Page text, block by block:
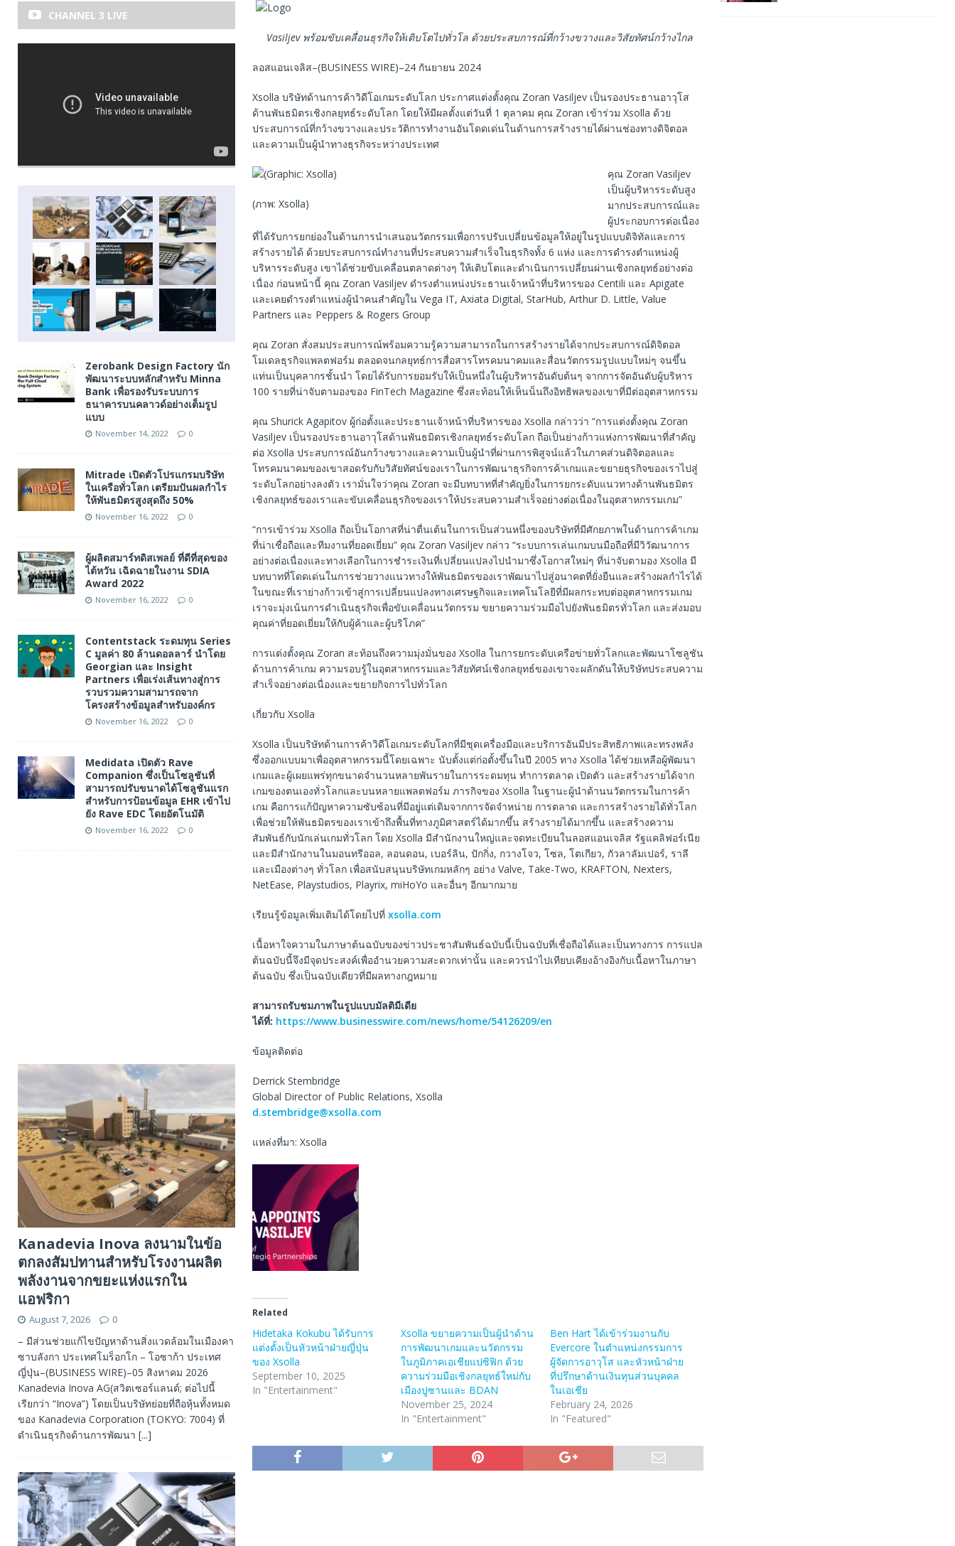
Vasiljev พร้อมขับเคลื่อนธุรกิจให้เติบโตไปทั่วโล ด้วยประสบการณ์ที่กว้างขวางและวิสัยทัศน์กว้างไกล
ลอสแอนเจลิส–(BUSINESS WIRE)–24 กันยายน 2024
Xsolla บริษัทด้านการค้าวิดีโอเกมระดับโลก ประกาศแต่งตั้งคุณ Zoran Vasiljev เป็นรองประธานอาวุโส
ด้านพันธมิตรเชิงกลยุทธ์ระดับโลก โดยให้มีผลตั้งแต่วันที่ 1 ตุลาคม คุณ Zoran เข้าร่วม Xsolla ด้วย
ประสบการณ์ที่กว้างขวางและประวัติการทำงานอันโดดเด่นในด้านการสร้างรายได้ผ่านช่องทางดิจิตอล
และความเป็นผู้นำทางธุรกิจระหว่างประเทศ
(ภาพ: Xsolla)
คุณ Zoran Vasiljev
เป็นผู้บริหารระดับสูง
มากประสบการณ์และ
ผู้ประกอบการต่อเนื่อง
ที่ได้รับการยกย่องในด้านการนำเสนอนวัตกรรมเพื่อการปรับเปลี่ยนข้อมูลให้อยู่ในรูปแบบดิจิทัลและการ
สร้างรายได้ ด้วยประสบการณ์ทำงานที่ประสบความสำเร็จในธุรกิจทั้ง 6 แห่ง และการดำรงตำแหน่งผู้
บริหารระดับสูง เขาได้ช่วยขับเคลื่อนตลาดต่างๆ ให้เติบโตและดำเนินการเปลี่ยนผ่านเชิงกลยุทธ์อย่างต่อ
เนื่อง ก่อนหน้านี้ คุณ Zoran Vasiljev ดำรงตำแหน่งประธานเจ้าหน้าที่บริหารของ Centili และ Apigate
และเคยดำรงตำแหน่งผู้นำคนสำคัญใน Vega IT, Axiata Digital, StarHub, Arthur D. Little, Value
Partners และ Peppers & Rogers Group
คุณ Zoran สั่งสมประสบการณ์พร้อมความรู้ความสามารถในการสร้างรายได้จากประสบการณ์ดิจิตอล
โมเดลธุรกิจแพลตฟอร์ม ตลอดจนกลยุทธ์การสื่อสารโทรคมนาคมและสื่อนวัตกรรมรูปแบบใหม่ๆ จนขึ้น
แท่นเป็นบุคลากรชั้นนำ โดยได้รับการยอมรับให้เป็นหนึ่งในผู้บริหารอันดับต้นๆ จากการจัดอันดับผู้บริหาร
100 รายที่น่าจับตามองของ FinTech Magazine ซึ่งสะท้อนให้เห็นน็นถึงอิทธิพลของเขาที่มีต่ออุตสาหกรรม
คุณ Shurick Agapitov ผู้ก่อตั้งและประธานเจ้าหน้าที่บริหารของ Xsolla กล่าวว่า “การแต่งตั้งคุณ Zoran
Vasiljev เป็นรองประธานอาวุโสด้านพันธมิตรเชิงกลยุทธ์ระดับโลก ถือเป็นย่างก้าวแห่งการพัฒนาที่สำคัญ
ต่อ Xsolla ประสบการณ์อันกว้างขวางและความเป็นผู้นำที่ผ่านการพิสูจน์แล้วในภาคส่วนดิจิตอลและ
โทรคมนาคมของเขาสอดรับกับวิสัยทัศน์ของเราในการพัฒนาธุรกิจการค้าเกมและขยายธุรกิจของเราไปสู่
ระดับโลกอย่างลงตัว เรามั่นใจว่าคุณ Zoran จะมีบทบาทที่สำคัญยิ่งในการยกระดับแนวทางด้านพันธมิตร
เชิงกลยุทธ์ของเราและขับเคลื่อนธุรกิจของเราให้ประสบความสำเร็จอย่างต่อเนื่องในอุตสาหกรรมเกม”
“การเข้าร่วม Xsolla ถือเป็นโอกาสที่น่าตื่นเต้นในการเป็นส่วนหนึ่งของบริษัทที่มีศักยภาพในด้านการค้าเกม
ที่น่าเชื่อถือและทีมงานที่ยอดเยี่ยม” คุณ Zoran Vasiljev กล่าว “ระบบการเล่นเกมบนมือถือที่มีวิวัฒนาการ
อย่างต่อเนื่องและทางเลือกในการชำระเงินที่เปลี่ยนแปลงไปนำมาซึ่งโอกาสใหม่ๆ ที่น่าจับตามอง Xsolla มี
บทบาทที่โดดเด่นในการช่วยวางแนวทางให้พันธมิตรของเราพัฒนาไปสู่อนาคตที่ยั่งยืนและสร้างผลกำไรได้
ในขณะที่เราย่างก้าวเข้าสู่การเปลี่ยนแปลงทางเศรษฐกิจและเทคโนโลยีที่มีผลกระทบต่ออุตสาหกรรมเกม
เราจะมุ่งเน้นการดำเนินธุรกิจเพื่อขับเคลื่อนนวัตกรรม ขยายความร่วมมือไปยังพันธมิตรทั่วโลก และส่งมอบ
คุณค่าที่ยอดเยี่ยมให้กับผู้ค้าและผู้บริโภค”
การแต่งตั้งคุณ Zoran สะท้อนถึงความมุ่งมั่นของ Xsolla ในการยกระดับเครือข่ายทั่วโลกและพัฒนาโซลูชัน
ด้านการค้าเกม ความรอบรู้ในอุตสาหกรรมและวิสัยทัศน์เชิงกลยุทธ์ของเขาจะผลักดันให้บริษัทประสบความ
สำเร็จอย่างต่อเนื่องและขยายกิจการไปทั่วโลก
เกี่ยวกับ Xsolla
Xsolla เป็นบริษัทด้านการค้าวิดีโอเกมระดับโลกที่มีชุดเครื่องมือและบริการอันมีประสิทธิภาพและทรงพลัง
ซึ่งออกแบบมาเพื่ออุตสาหกรรมนี้โดยเฉพาะ นับตั้งแต่ก่อตั้งขึ้นในปี 2005 ทาง Xsolla ได้ช่วยเหลือผู้พัฒนา
เกมและผู้เผยแพร่ทุกขนาดจำนวนหลายพันรายในการระดมทุน ทำการตลาด เปิดตัว และสร้างรายได้จาก
เกมของตนเองทั่วโลกและบนหลายแพลตฟอร์ม ภารกิจของ Xsolla ในฐานะผู้นำด้านนวัตกรรมในการค้า
เกม คือการแก้ปัญหาความซับซ้อนที่มีอยู่แต่เดิมจากการจัดจำหน่าย การตลาด และการสร้างรายได้ทั่วโลก
เพื่อช่วยให้พันธมิตรของเราเข้าถึงพื้นที่ทางภูมิศาสตร์ได้มากขึ้น สร้างรายได้มากขึ้น และสร้างความ
สัมพันธ์กับนักเล่นเกมทั่วโลก โดย Xsolla มีสำนักงานใหญ่และจดทะเบียนในลอสแอนเจลิส รัฐแคลิฟอร์เนีย
และมีสำนักงานในมอนทรีออล, ลอนดอน, เบอร์ลิน, ปักกิ่ง, กวางโจว, โซล, โตเกียว, กัวลาลัมเปอร์, ราลี
และเมืองต่างๆ ทั่วโลก เพื่อสนับสนุนบริษัทเกมหลักๆ อย่าง Valve, Take-Two, KRAFTON, Nexters,
NetEase, Playstudios, Playrix, miHoYo และอื่นๆ อีกมากมาย
เรียนรู้ข้อมูลเพิ่มเติมได้โดยไปที่ xsolla.com
เนื้อหาใจความในภาษาต้นฉบับของข่าวประชาสัมพันธ์ฉบับนี้เป็นฉบับที่เชื่อถือได้และเป็นทางการ การแปล
ต้นฉบับนี้จึงมีจุดประสงค์เพื่ออำนวยความสะดวกเท่านั้น และควรนำไปเทียบเคียงอ้างอิงกับเนื้อหาในภาษา
ต้นฉบับ ซึ่งเป็นฉบับเดียวที่มีผลทางกฎหมาย
สามารถรับชมภาพในรูปแบบมัลติมีเดีย
ได้ที่: https://www.businesswire.com/news/home/54126209/en
ข้อมูลติดต่อ
Derrick Stembridge
Global Director of Public Relations, Xsolla
d.stembridge@xsolla.com
แหล่งที่มา: Xsolla
Related
Hidetaka Kokubu ได้รับการ
แต่งตั้งเป็นหัวหน้าฝ่ายญี่ปุ่น
ของ Xsolla
September 10, 2025
In "Entertainment"
Xsolla ขยายความเป็นผู้นําด้าน
การพัฒนาเกมและนวัตกรรม
ในภูมิภาคเอเชียแปซิฟิก ด้วย
ความร่วมมือเชิงกลยุทธ์ใหม่กับ
เมืองปูซานและ BDAN
November 25, 2024
In "Entertainment"
Ben Hart ได้เข้าร่วมงานกับ
Evercore ในตำแหน่งกรรมการ
ผู้จัดการอาวุโส และหัวหน้าฝ่าย
ที่ปรึกษาด้านเงินทุนส่วนบุคคล
ในเอเชีย
February 24, 2026
In "Featured"
CHANNEL 3 LIVE
Zerobank Design Factory นัก
พัฒนาระบบหลักสำหรับ Minna
Bank เพื่อรองรับระบบการ
ธนาคารบนคลาวด์อย่างเต็มรูป
แบบ
November 14, 2022 0
Mitrade เปิดตัวโปรแกรมบริษัท
ในเครือทั่วโลก เตรียมปันผลกำไร
ให้พันธมิตรสูงสุดถึง 50%
November 16, 2022 0
ผู้ผลิตสมาร์ทดิสเพลย์ ที่ดีที่สุดของ
ไต้หวัน เฉิดฉายในงาน SDIA
Award 2022
November 16, 2022 0
Contentstack ระดมทุน Series
C มูลค่า 80 ล้านดอลลาร์ นำโดย
Georgian และ Insight
Partners เพื่อเร่งเส้นทางสู่การ
รวบรวมความสามารถจาก
โครงสร้างข้อมูลสำหรับองค์กร
November 16, 2022 0
Medidata เปิดตัว Rave
Companion ซึ่งเป็นโซลูชันที่
สามารถปรับขนาดได้โซลูชันแรก
สำหรับการป้อนข้อมูล EHR เข้าไป
ยัง Rave EDC โดยอัตโนมัติ
November 16, 2022 0
Kanadevia Inova ลงนามในข้อ
ตกลงสัมปทานสำหรับโรงงานผลิต
พลังงานจากขยะแห่งแรกใน
แอฟริกา
August 7, 2026 0
– มีส่วนช่วยแก้ไขปัญหาด้านสิ่งแวดล้อมในเมืองคา
ซาบลังกา ประเทศโมร็อกโก – โอซาก้า ประเทศ
ญี่ปุ่น–(BUSINESS WIRE)–05 สิงหาคม 2026
Kanadevia Inova AG(สวิตเซอร์แลนด์; ต่อไปนี้
เรียกว่า “Inova”) โดยเป็นบริษัทย่อยที่ถือหุ้นทั้งหมด
ของ Kanadevia Corporation (TOKYO: 7004) ที่
ดำเนินธุรกิจด้านการพัฒนา [...]